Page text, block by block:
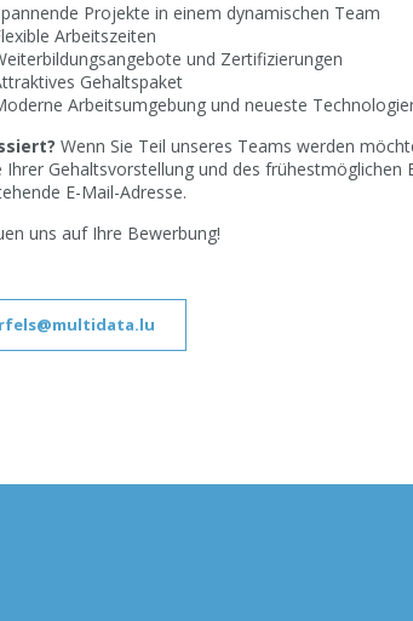
Projekte in einem dynamischen Team
Arbeitszeiten
und Zertifizierungen
Gehaltspaket
Arbeitsumgebung und neueste
Wenn Sie Teil unseres Teams werden
Ihrer Gehaltsvorstellung und des
E-Mail-Adresse.
uns auf Ihre Bewerbung!